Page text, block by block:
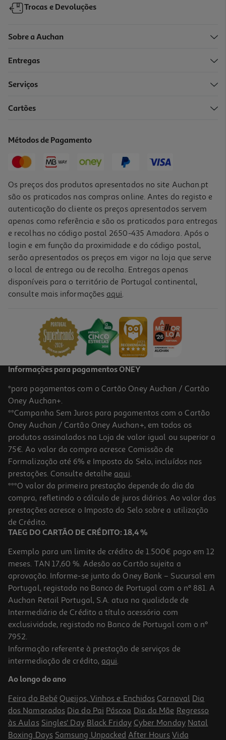
-25%
Price reduced from
6,59 €to
Promoção
-25%
Champô Linic Anti-Caspa Men Anti-Queda 360ml
Price reduced from
4.0
Champô Sensitive Anticaspa Natur Vital 300ml
24.97 €/Lt
7,49 €
-25%
Champô Linic Anti-Caspa Men Cool Sport 360ml
13.72 €/Lt
4,94 €
Promoção
Trocas e Devoluções
Sobre a Auchan
Entregas
Serviços
Cartões
Métodos de Pagamento
Os preços dos produtos apresentados no site Auchan.pt
são os praticados nas compras online. Antes do registo e
autenticação do cliente os preços apresentados servem
apenas como referência e são os praticados para entregas
e recolhas no código postal 2650-435 Amadora. Após o
login e em função da proximidade e do código postal,
serão apresentados os preços em vigor na loja que serve
o local de entrega ou de recolha. Entregas apenas
disponíveis para o território de Portugal continental,
consulte mais informações aqui.
Informações para pagamentos ONEY
*para pagamentos com o Cartão Oney Auchan / Cartão
Oney Auchan+.
**Campanha Sem Juros para pagamentos com o Cartão
Oney Auchan / Cartão Oney Auchan+, em todos os
produtos assinalados na Loja de valor igual ou superior a
75€. Ao valor da compra acresce Comissão de
Formalização até 6% e Imposto do Selo, incluídos nas
prestações. Consulte detalhe aqui.
***O valor da primeira prestação depende do dia da
compra, refletindo o cálculo de juros diários. Ao valor das
prestações acresce o Imposto do Selo sobre a utilização
de Crédito.
TAEG DO CARTÃO DE CRÉDITO: 18,4 %
Exemplo para um limite de crédito de 1.500€ pago em 12
meses. TAN 17,60 %. Adesão ao Cartão sujeita a
aprovação. Informe-se junto do Oney Bank – Sucursal em
Portugal, registado no Banco de Portugal com o nº 881. A
Auchan Retail Portugal, S.A. atua na qualidade de
Intermediário de Crédito a título acessório com
exclusividade, registado no Banco de Portugal com o nº
7952.
Informação referente à prestação de serviços de
intermediação de crédito, aqui.
Ao longo do ano
Feira do Bebé Queijos, Vinhos e Enchidos Carnaval Dia
dos Namorados Dia do Pai Páscoa Dia da Mãe Regresso
às Aulas Singles' Day Black Friday Cyber Monday Natal
Boxing Days Samsung Unpacked After Hours Vida